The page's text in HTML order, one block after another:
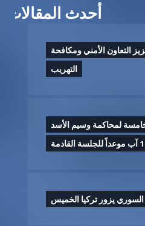
أحدث المقالات
التعاون الأمني ومكافحة
التهريب
لمحاكمة وسيم الأسد
السوري يزور تركيا الخميس